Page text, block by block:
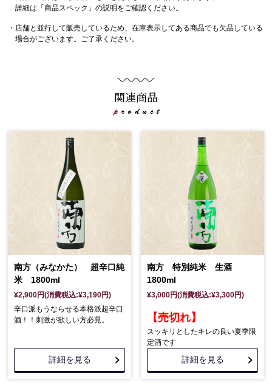
詳細は「商品スペック」の説明をご確認ください。
・店舗と並行して販売しているため、在庫表示してある商品でも欠品している
場合がございます。ご了承ください。
関連商品
南方（みなかた） 超辛口純
米 1800ml
¥2,900円(消費税込:¥3,190円)
辛口派もうならせる本格派超辛口
酒！！刺激が欲しい方必見。
詳細を見る
南方 特別純米 生酒
1800ml
¥3,000円(消費税込:¥3,300円)
【売切れ】
スッキリとしたキレの良い夏季限
定酒です
詳細を見る